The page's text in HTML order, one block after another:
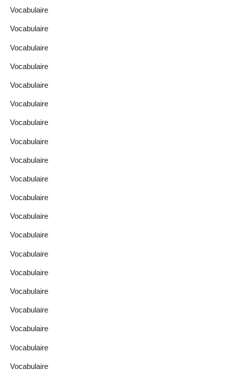
Vocabulaire
Vocabulaire
Vocabulaire
Vocabulaire
Vocabulaire
Vocabulaire
Vocabulaire
Vocabulaire
Vocabulaire
Vocabulaire
Vocabulaire
Vocabulaire
Vocabulaire
Vocabulaire
Vocabulaire
Vocabulaire
Vocabulaire
Vocabulaire
Vocabulaire
Vocabulaire